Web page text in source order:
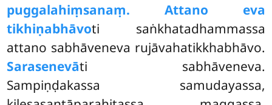
puggalahiṃsanaṃ. Attano eva
tikhiṇabhāvoti saṅkhatadhammassa
attano sabhāveneva rujāvahatikkhabhāvo.
Sarasenevāti sabhāveneva.
Sampiṇḍakassa samudayassa,